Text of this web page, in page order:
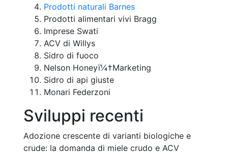
Prodotti naturali Barnes
Prodotti alimentari vivi Bragg
Imprese Swati
ACV di Willys
Sidro di fuoco
Nelson Honeyï¼†Marketing
Sidro di api giuste
Monari Federzoni
Sviluppi recenti
Adozione crescente di varianti biologiche e
crude: la domanda di miele crudo e ACV